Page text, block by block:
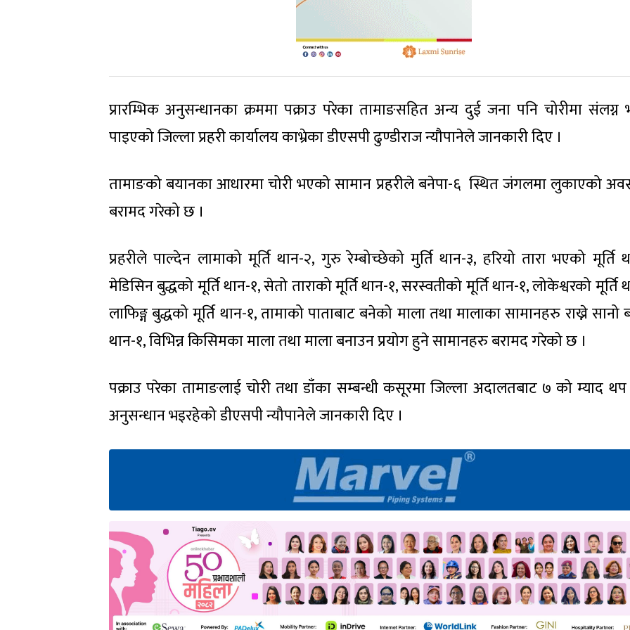
प्रारम्भिक अनुसन्धानका क्रममा पक्राउ परेका तामाङसहित अन्य दुई जना पनि चोरीमा संलग्न
पाइएको जिल्ला प्रहरी कार्यालय काभ्रेका डीएसपी ढुण्डीराज न्यौपानेले जानकारी दिए ।
तामाङको बयानका आधारमा चोरी भएको सामान प्रहरीले बनेपा-६ स्थित जंगलमा लुकाएको
बरामद गरेको छ ।
प्रहरीले पाल्देन लामाको मूर्ति थान-२, गुरु रेम्बोच्छेको मुर्ति थान-३, हरियो तारा भएको मूर्ति
मेडिसिन बुद्धको मूर्ति थान-१, सेतो ताराको मूर्ति थान-१, सरस्वतीको मूर्ति थान-१, लोकेश्वरको मूर्ति
लाफिङ्ग बुद्धको मूर्ति थान-१, तामाको पाताबाट बनेको माला तथा मालाका सामानहरु राख्ने
थान-१, विभिन्न किसिमका माला तथा माला बनाउन प्रयोग हुने सामानहरु बरामद गरेको छ ।
पक्राउ परेका तामाङलाई चोरी तथा डाँका सम्बन्धी कसूरमा जिल्ला अदालतबाट ७ को म्याद थप
अनुसन्धान भइरहेको डीएसपी न्यौपानेले जानकारी दिए ।